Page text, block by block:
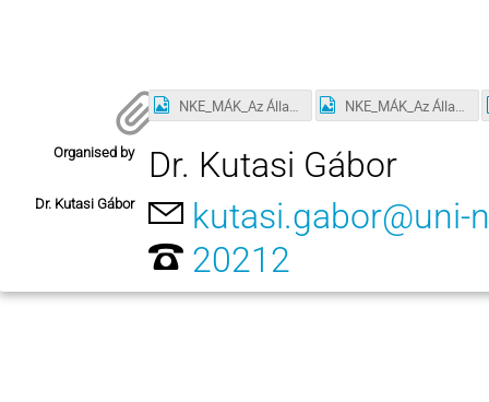
NKE_MÁK_Az Államháztartás fenntarthatósága_EN.jpg NKE_MÁK_Az Államháztartás fenntarthatósága_HUN.jpg
Organised by Dr. Kutasi Gábor
Dr. Kutasi Gábor
kutasi.gabor@uni-
20212